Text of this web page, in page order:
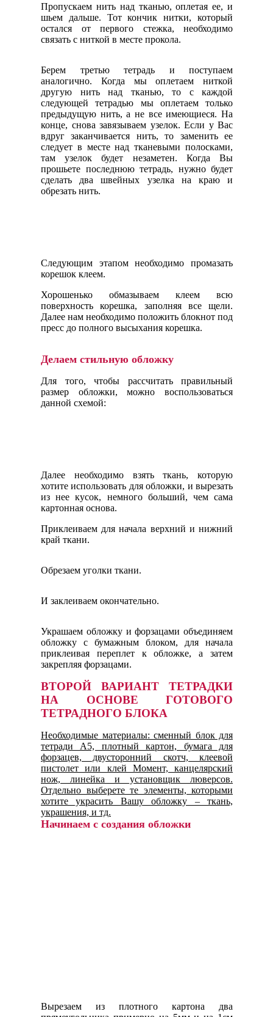
Пропускаем нить над тканью, оплетая ее, и
шьем дальше. Тот кончик нитки, который
остался от первого стежка, необходимо
связать с ниткой в месте прокола.
Берем третью тетрадь и поступаем
аналогично. Когда мы оплетаем ниткой
другую нить над тканью, то с каждой
следующей тетрадью мы оплетаем только
предыдущую нить, а не все имеющиеся. На
конце, снова завязываем узелок. Если у Вас
вдруг заканчивается нить, то заменить ее
следует в месте над тканевыми полосками,
там узелок будет незаметен. Когда Вы
прошьете последнюю тетрадь, нужно будет
сделать два швейных узелка на краю и
обрезать нить.
Следующим этапом необходимо промазать
корешок клеем.
Хорошенько обмазываем клеем всю
поверхность корешка, заполняя все щели.
Далее нам необходимо положить блокнот под
пресс до полного высыхания корешка.
Делаем стильную обложку
Для того, чтобы рассчитать правильный
размер обложки, можно воспользоваться
данной схемой:
Далее необходимо взять ткань, которую
хотите использовать для обложки, и вырезать
из нее кусок, немного больший, чем сама
картонная основа.
Приклеиваем для начала верхний и нижний
край ткани.
Обрезаем уголки ткани.
И заклеиваем окончательно.
Украшаем обложку и форзацами объединяем
обложку с бумажным блоком, для начала
приклеивая переплет к обложке, а затем
закрепляя форзацами.
ВТОРОЙ ВАРИАНТ ТЕТРАДКИ
НА ОСНОВЕ ГОТОВОГО
ТЕТРАДНОГО БЛОКА
Необходимые материалы: сменный блок для
тетради А5, плотный картон, бумага для
форзацев, двусторонний скотч, клеевой
пистолет или клей Момент, канцелярский
нож, линейка и установщик люверсов.
Отдельно выберете те элементы, которыми
хотите украсить Вашу обложку – ткань,
украшения, и тд.
Начинаем с создания обложки
Вырезаем из плотного картона два